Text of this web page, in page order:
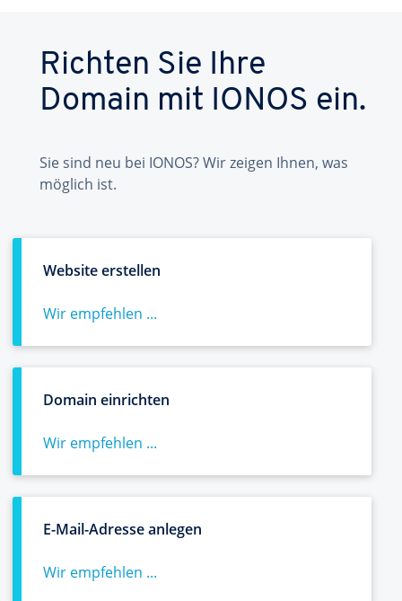
Richten Sie Ihre
Domain mit IONOS ein.
Sie sind neu bei IONOS? Wir zeigen Ihnen, was
möglich ist.
Website erstellen
Wir empfehlen ...
Domain einrichten
Wir empfehlen ...
E-Mail-Adresse anlegen
Wir empfehlen ...